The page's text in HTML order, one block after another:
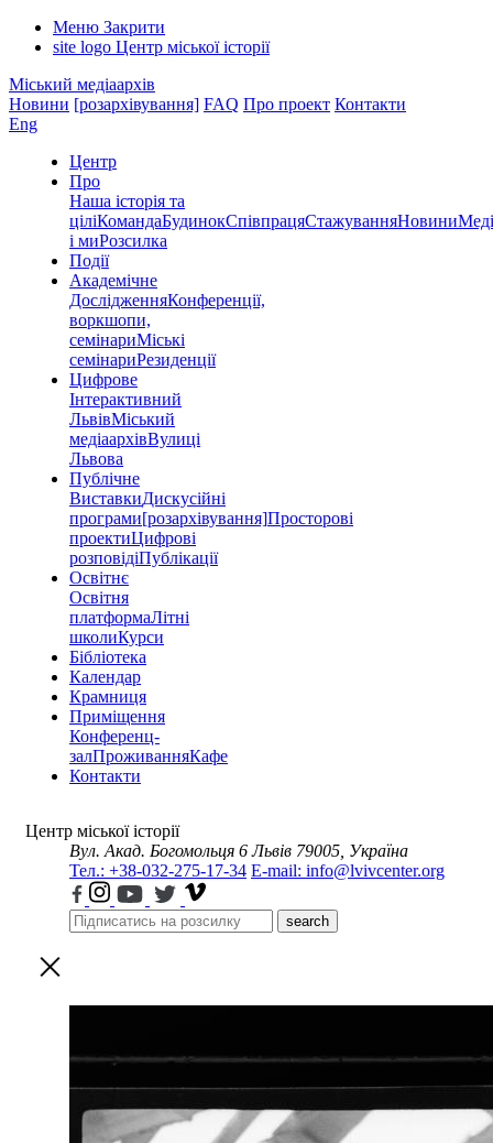
Меню Закрити
site logo Центр міської історії
Міський медіаархів
Новини [розархівування] FAQ Про проект Контакти
Eng
Центр
Про
Наша історія та
ціліКомандаБудинокСпівпрацяСтажуванняНовини
і миРозсилка
Події
Академічне
ДослідженняКонференції,
воркшопи,
семінариМіські
семінариРезиденції
Цифрове
Інтерактивний
ЛьвівМіський
медіаархівВулиці
Львова
Публічне
ВиставкиДискусійні
програми[розархівування]Просторові
проектиЦифрові
розповідіПублікації
Освітнє
Освітня
платформаЛітні
школиКурси
Бібліотека
Календар
Крамниця
Приміщення
Конференц-
залПроживанняКафе
Контакти
Центр міської історії
Вул. Акад. Богомольця 6 Львів 79005, Україна
Тел.: +38-032-275-17-34 E-mail: info@lvivcenter.org
search